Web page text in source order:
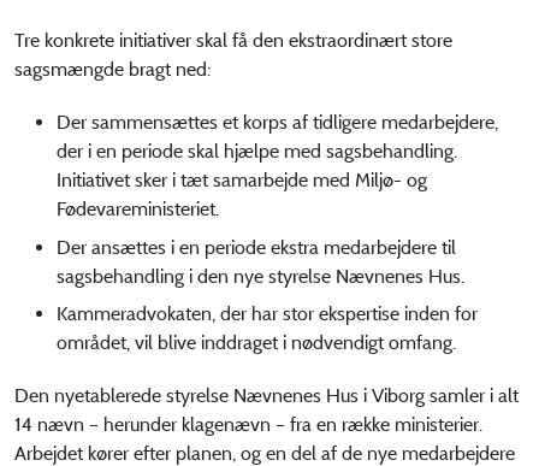
Tre konkrete initiativer skal få den ekstraordinært store
sagsmængde bragt ned:
Der sammensættes et korps af tidligere medarbejdere,
der i en periode skal hjælpe med sagsbehandling.
Initiativet sker i tæt samarbejde med Miljø- og
Fødevareministeriet.
Der ansættes i en periode ekstra medarbejdere til
sagsbehandling i den nye styrelse Nævnenes Hus.
Kammeradvokaten, der har stor ekspertise inden for
området, vil blive inddraget i nødvendigt omfang.
Den nyetablerede styrelse Nævnenes Hus i Viborg samler i alt
14 nævn – herunder klagenævn – fra en række ministerier.
Arbejdet kører efter planen, og en del af de nye medarbejdere